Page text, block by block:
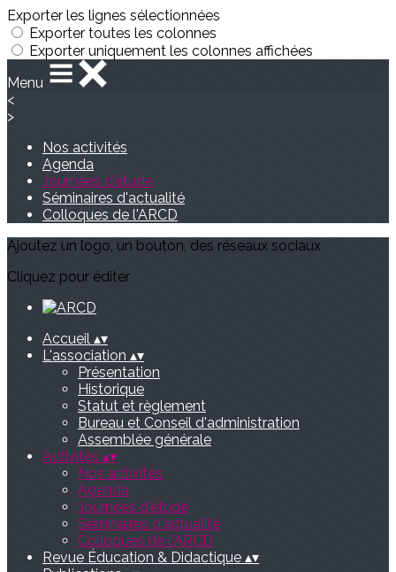
Exporter les lignes sélectionnées
Exporter toutes les colonnes
Exporter uniquement les colonnes affichées
Menu
<
>
Nos activités
Agenda
Journées d'étude
Séminaires d'actualité
Colloques de l'ARCD
Ajoutez un logo, un bouton, des réseaux sociaux
Cliquez pour éditer
Accueil ▴▾
L'association ▴▾
Présentation
Historique
Statut et règlement
Bureau et Conseil d'administration
Assemblée générale
Activités ▴▾
Nos activités
Agenda
Journées d'étude
Séminaires d'actualité
Colloques de l'ARCD
Revue Éducation & Didactique ▴▾